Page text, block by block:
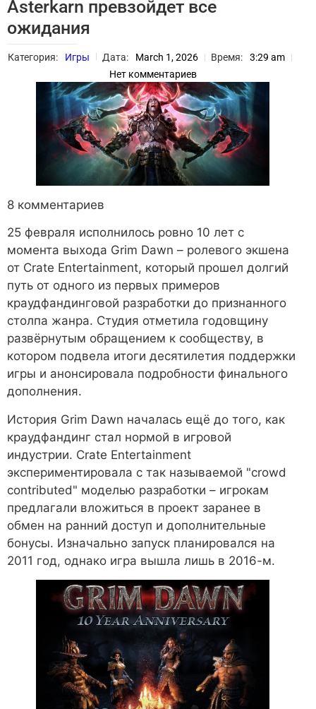
Asterkarn превзойдет все
ожидания
Категория: Игры Дата: March 1, 2026 Время:
3:29 am
Нет комментариев
8 комментариев
25 февраля исполнилось ровно 10 лет с
момента выхода Grim Dawn – ролевого экшена
от Crate Entertainment, который прошел долгий
путь от одного из первых примеров
краудфандинговой разработки до признанного
столпа жанра. Студия отметила годовщину
развёрнутым обращением к сообществу, в
котором подвела итоги десятилетия поддержки
игры и анонсировала подробности финального
дополнения.
История Grim Dawn началась ещё до того, как
краудфандинг стал нормой в игровой
индустрии. Crate Entertainment
экспериментировала с так называемой "crowd
contributed" моделью разработки – игрокам
предлагали вложиться в проект заранее в
обмен на ранний доступ и дополнительные
бонусы. Изначально запуск планировался на
2011 год, однако игра вышла лишь в 2016-м.